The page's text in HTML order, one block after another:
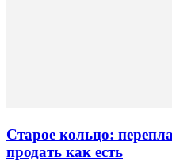
Старое кольцо:
продать как есть